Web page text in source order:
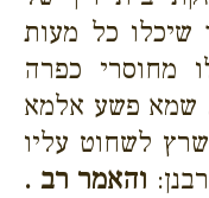
שיכלו כל מעות
מחוסרי כפרה
שמא פשע אלמא
לשחוט עליו
והאמר רב .